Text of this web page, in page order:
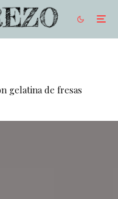
gelatina de fresas